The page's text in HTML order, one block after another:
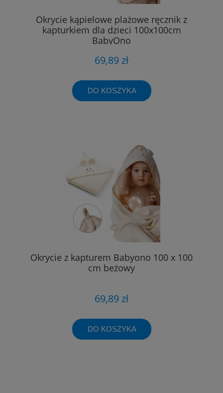
Okrycie kąpielowe plażowe ręcznik z
kapturkiem dla dzieci 100x100cm
BabyOno
69,89 zł
DO KOSZYKA
Okrycie z kapturem Babyono 100 x 100
cm beżowy
69,89 zł
DO KOSZYKA